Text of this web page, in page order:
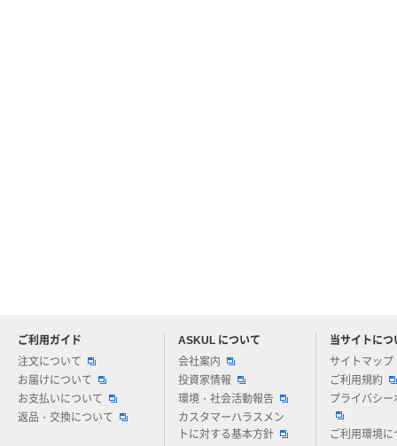
ご利用ガイド
注文について
お届けについて
お支払いについて
返品・交換について
ASKUL について
会社案内
投資家情報
環境・社会活動報告
カスタマーハラスメン
トに対する基本方針
当サイトにつ
サイトマップ
ご利用規約
プライバシー
ご利用環境に
アスクルについてお気軽にご質問ください